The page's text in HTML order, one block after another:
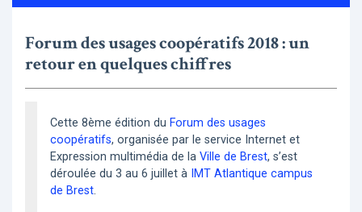
Forum des usages coopératifs 2018 : un
retour en quelques chiffres
Cette 8ème édition du Forum des usages
coopératifs, organisée par le service Internet et
Expression multimédia de la Ville de Brest, s’est
déroulée du 3 au 6 juillet à IMT Atlantique campus
de Brest.